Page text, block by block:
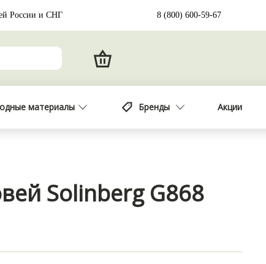
Solinberg G868
России и СНГ 8 (800) 600-59-67
материалы Бренды Акции